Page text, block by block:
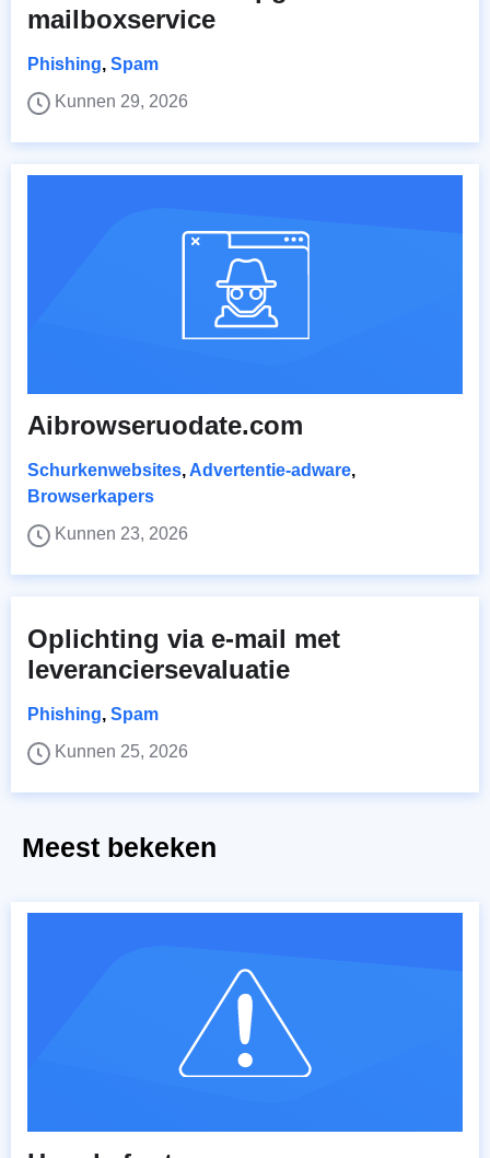
mailboxservice
Phishing, Spam
Kunnen 29, 2026
Aibrowseruodate.com
Schurkenwebsites, Advertentie-adware,
Browserkapers
Kunnen 23, 2026
Oplichting via e-mail met
leveranciersevaluatie
Phishing, Spam
Kunnen 25, 2026
Meest bekeken